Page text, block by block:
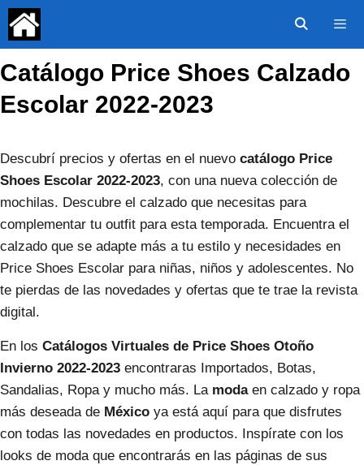
Saltar
contenido
Menú
Catálogo Price Shoes Calzado
Escolar 2022-2023
Descubrí precios y ofertas en el nuevo catálogo Price
Shoes Escolar 2022-2023, con una nueva colección de
mochilas. Descubre el calzado que necesitas para
complementar tu outfit para esta temporada. Encuentra el
calzado que se adapte más a tu estilo y necesidades en
Price Shoes Escolar para niñas, niños y adolescentes. No
te pierdas de las novedades y ofertas que te trae la revista
digital.
En los Catálogos Virtuales de Price Shoes Otoño
Invierno 2022-2023 encontraras Importados, Botas,
Sandalias, Ropa y mucho más. La modaen calzado y ropa
más deseada de México ya está aquí para que disfrutes
con todas las novedades en productos. Inspírate con los
looks de moda que encontrarás en las páginas de sus